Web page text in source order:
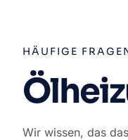
HÄUFIGE
Wir wissen, das